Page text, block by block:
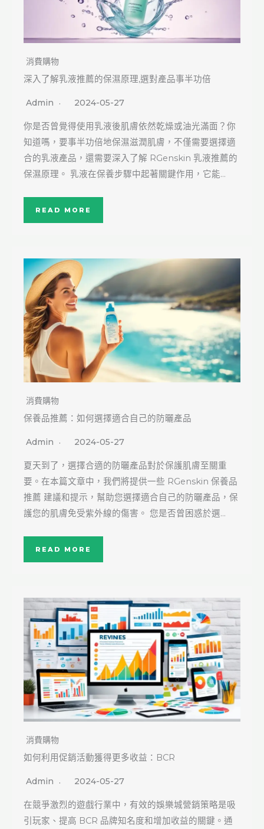
消費購物
深入了解乳液推薦的保濕原理,選對產品事半功倍
Admin 2024-05-27
你是否曾覺得使用乳液後肌膚依然乾燥或油光滿面？你
知道嗎，要事半功倍地保濕滋潤肌膚，不僅需要選擇適
合的乳液產品，還需要深入了解 RGenskin 乳液推薦的
保濕原理。 乳液在保養步驟中起著關鍵作用，它能…
READ MORE
消費購物
保養品推薦：如何選擇適合自己的防曬產品
Admin 2024-05-27
夏天到了，選擇合適的防曬產品對於保護肌膚至關重
要。在本篇文章中，我們將提供一些 RGenskin 保養品
推薦 建議和提示，幫助您選擇適合自己的防曬產品，保
護您的肌膚免受紫外線的傷害。 您是否曾困惑於選…
READ MORE
消費購物
如何利用促銷活動獲得更多收益：BCR
Admin 2024-05-27
在競爭激烈的遊戲行業中，有效的娛樂城營銷策略是吸
引玩家、提高 BCR 品牌知名度和增加收益的關鍵。通